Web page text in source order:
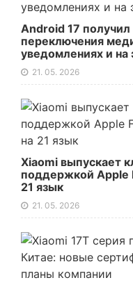
Android 17
переключения
уведомлениях и на
21. 05. 2026
Xiaomi выпускает
поддержкой Apple
21 язык
21. 05. 2026